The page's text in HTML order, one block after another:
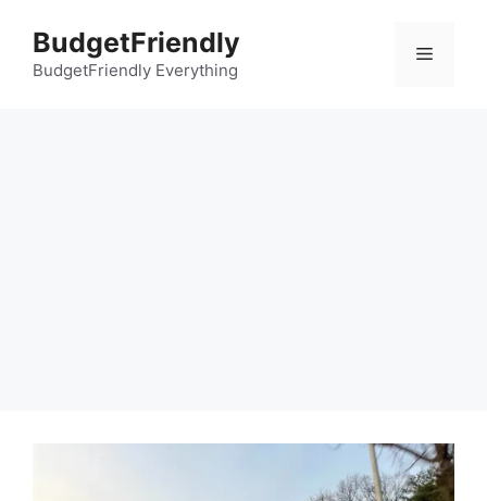
BudgetFriendly
BudgetFriendly Everything
메